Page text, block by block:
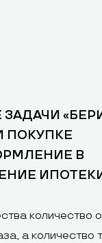
ПОКУПКЕ
В
количество
а количество